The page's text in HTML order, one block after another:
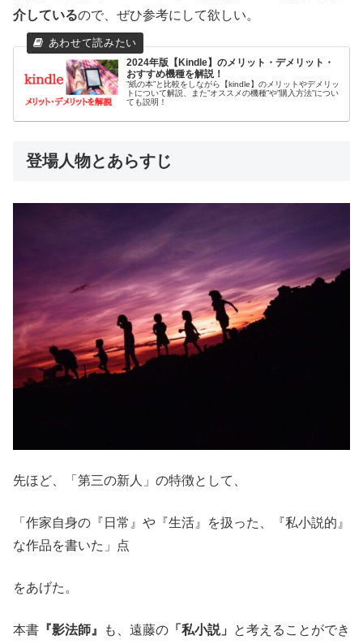
介しているので、ぜひ参考にして欲しい。
2024年版【Kindle】のメリット・デメリット・
おすすめ機種を解説！
”紙の本”と比較をしながら【kindle】のメリットやデメリッ
トについて解説、また”オススメの機種”や”購入方法”につい
ても説明！
登場人物とあらすじ
先ほど、「第三の新人」の特徴として、
「作家自身の『日常』や『生活』を扱った、『私小説的』
な作品を書いた」点
をあげた。
本書 『影法師』 も、遠藤の 「私小説」
と考えることができ